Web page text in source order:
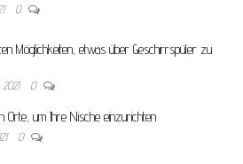
0
Möglichkeiten, etwas über Geschirrspüler zu
0
Orte, um Ihre Nische einzurichten
0